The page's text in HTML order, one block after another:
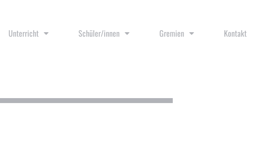
Unterricht Schüler/innen Gremien Kontakt